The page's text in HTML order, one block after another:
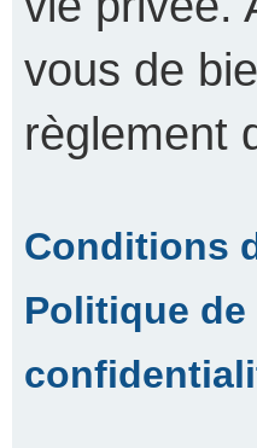
vous de
règlement
Conditions
Politique de